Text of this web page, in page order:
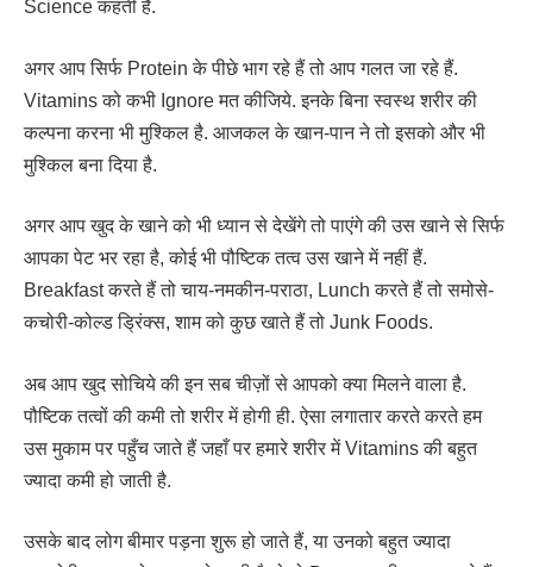
Science कहती है.
अगर आप सिर्फ Protein के पीछे भाग रहे हैं तो आप गलत जा रहे हैं.
Vitamins को कभी Ignore मत कीजिये. इनके बिना स्वस्थ शरीर की
कल्पना करना भी मुश्किल है. आजकल के खान-पान ने तो इसको और भी
मुश्किल बना दिया है.
अगर आप खुद के खाने को भी ध्यान से देखेंगे तो पाएंगे की उस खाने से सिर्फ
आपका पेट भर रहा है, कोई भी पौष्टिक तत्व उस खाने में नहीं हैं.
Breakfast करते हैं तो चाय-नमकीन-पराठा, Lunch करते हैं तो समोसे-
कचोरी-कोल्ड ड्रिंक्स, शाम को कुछ खाते हैं तो Junk Foods.
अब आप खुद सोचिये की इन सब चीज़ों से आपको क्या मिलने वाला है.
पौष्टिक तत्वों की कमी तो शरीर में होगी ही. ऐसा लगातार करते करते हम
उस मुकाम पर पहुँच जाते हैं जहाँ पर हमारे शरीर में Vitamins की बहुत
ज्यादा कमी हो जाती है.
उसके बाद लोग बीमार पड़ना शुरू हो जाते हैं, या उनको बहुत ज्यादा